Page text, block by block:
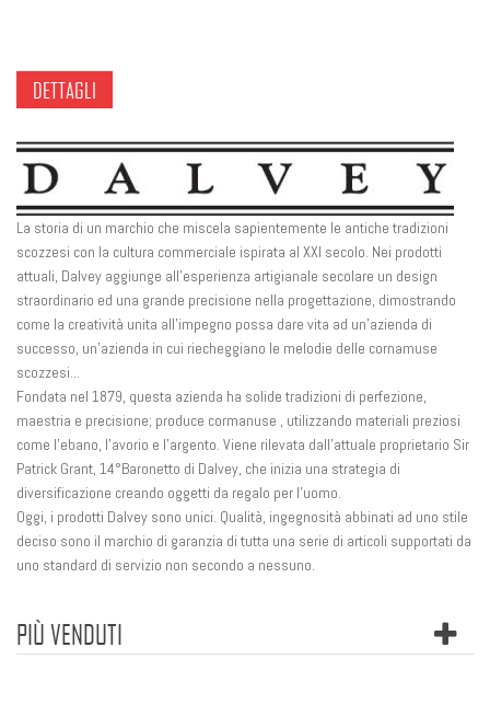
DETTAGLI
La storia di un marchio che miscela sapientemente le antiche tradizioni
scozzesi con la cultura commerciale ispirata al XXI secolo. Nei prodotti
attuali, Dalvey aggiunge all'esperienza artigianale secolare un design
straordinario ed una grande precisione nella progettazione, dimostrando
come la creatività unita all'impegno possa dare vita ad un'azienda di
successo, un'azienda in cui riecheggiano le melodie delle cornamuse
scozzesi...
Fondata nel 1879, questa azienda ha solide tradizioni di perfezione,
maestria e precisione; produce cormanuse , utilizzando materiali preziosi
come l'ebano, l'avorio e l'argento. Viene rilevata dall'attuale proprietario Sir
Patrick Grant, 14°Baronetto di Dalvey, che inizia una strategia di
diversificazione creando oggetti da regalo per l'uomo.
Oggi, i prodotti Dalvey sono unici. Qualità, ingegnosità abbinati ad uno stile
deciso sono il marchio di garanzia di tutta una serie di articoli supportati da
uno standard di servizio non secondo a nessuno.
PIÙ VENDUTI